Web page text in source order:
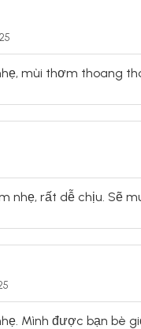
mùi thơm thoang
nhẹ, rất dễ chịu. Sẽ
Mình được bạn bè